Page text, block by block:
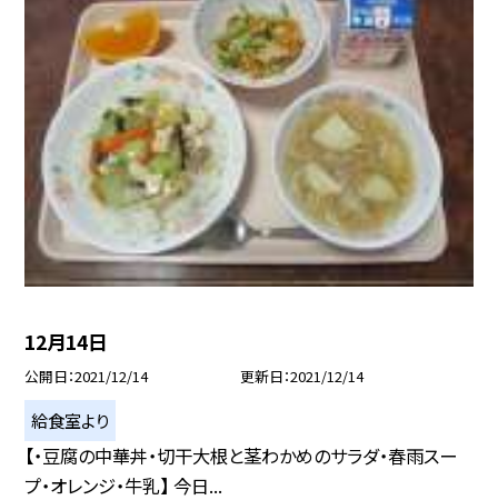
12月14日
公開日 2021/12/14 更新日 2021/12/14
給食室より
【・豆腐の中華丼・切干大根と茎わかめのサラダ・春雨スー
プ・オレンジ・牛乳】 今日...